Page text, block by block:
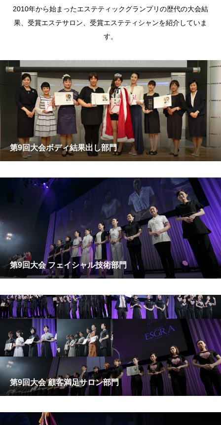
2010年から始まったエステティックグランプリの歴代の大会結
果、受賞エステサロン、受賞エステティシャンを紹介していま
す。
第9回大会ボディ結果出し部門
第9回大会 フェイシャル技術部門
第9回大会 顧客満足サロン部門